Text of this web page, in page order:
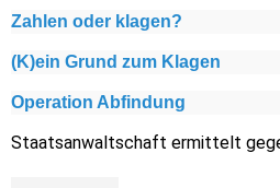
Zahlen oder klagen?
(K)ein Grund zum Klagen
Operation Abfindung
Staatsanwaltschaft ermittelt